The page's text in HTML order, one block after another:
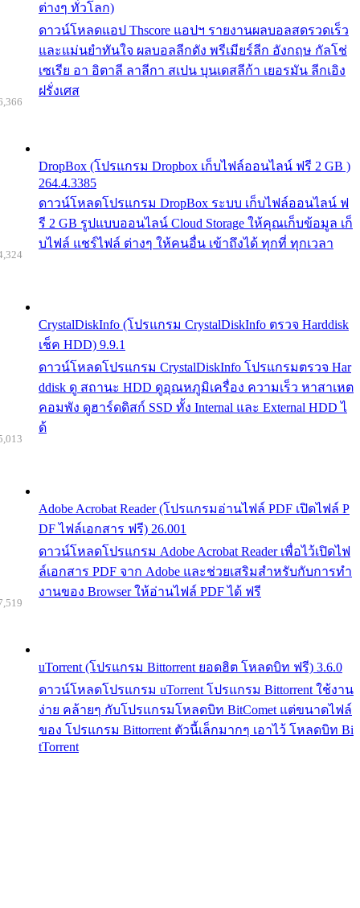
ต่างๆ ทั่วโลก)
ดาวน์โหลดแอป Thscore แอปฯ รายงานผลบอลสดรวดเร็ว
และแม่นยำทันใจ ผลบอลลีกดัง พรีเมียร์ลีก อังกฤษ กัลโช่
เซเรีย อา อิตาลี ลาลีกา สเปน บุนเดสลีก้า เยอรมัน ลีกเอิง
ฝรั่งเศส
DropBox (โปรแกรม Dropbox เก็บไฟล์ออนไลน์ ฟรี 2 GB )
264.4.3385
ดาวน์โหลดโปรแกรม DropBox ระบบ เก็บไฟล์ออนไลน์ ฟ
รี 2 GB รูปแบบออนไลน์ Cloud Storage ให้คุณเก็บข้อมูล เก็
บไฟล์ แชร์ไฟล์ ต่างๆ ให้คนอื่น เข้าถึงได้ ทุกที่ ทุกเวลา
CrystalDiskInfo (โปรแกรม CrystalDiskInfo ตรวจ Harddisk
เช็ค HDD) 9.9.1
ดาวน์โหลดโปรแกรม CrystalDiskInfo โปรแกรมตรวจ Har
ddisk ดู สถานะ HDD ดูอุณหภูมิเครื่อง ความเร็ว หาสาเหต
คอมพัง ดูฮาร์ดดิสก์ SSD ทั้ง Internal และ External HDD ไ
ด้
Adobe Acrobat Reader (โปรแกรมอ่านไฟล์ PDF เปิดไฟล์ P
DF ไฟล์เอกสาร ฟรี) 26.001
ดาวน์โหลดโปรแกรม Adobe Acrobat Reader เพื่อไว้เปิดไฟ
ล์เอกสาร PDF จาก Adobe และช่วยเสริมสำหรับกับการทำ
งานของ Browser ให้อ่านไฟล์ PDF ได้ ฟรี
uTorrent (โปรแกรม Bittorrent ยอดฮิต โหลดบิท ฟรี) 3.6.0
ดาวน์โหลดโปรแกรม uTorrent โปรแกรม Bittorrent ใช้งาน
ง่าย คล้ายๆ กับโปรแกรมโหลดบิท BitComet แต่ขนาดไฟล์
ของ โปรแกรม Bittorrent ตัวนี้เล็กมากๆ เอาไว้ โหลดบิท Bi
tTorrent